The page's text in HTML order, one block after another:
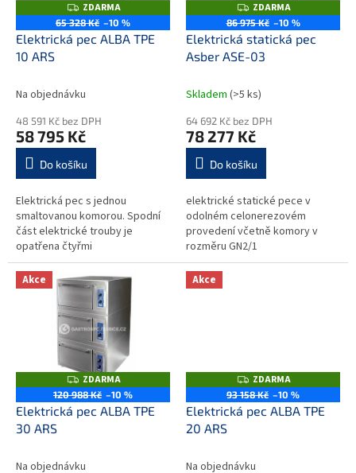
Z
D
A
R
ZDARMA
65 328 Kč –10 %
Elektrická pec ALBA TPE
10 ARS
Na objednávku
48 591 Kč bez DPH
58 795 Kč
Do košíku
Elektrická pec s jednou
smaltovanou komorou. Spodní
část elektrické trouby je
opatřena čtyřmi
seřizovatelnými nožičkami...
Z
D
A
R
M
A
ZDARMA
86 975 Kč –10 %
Elektrická statická pec
Asber ASE-03
Skladem (>5 ks)
64 692 Kč bez DPH
78 277 Kč
Do košíku
elektrické statické pece v
odolném celonerezovém
provedení včetně komory v
rozměru GN2/1
(530x650x295mm, objem
0,384m2) odolné výklopné
dveře s izolovaným madlem
Akce
Z
D
A
R
ZDARMA
120 988 Kč –10 %
Elektrická pec ALBA TPE
30 ARS
Na objednávku
Akce
Z
D
A
R
ZDARMA
93 158 Kč –10 %
Elektrická pec ALBA TPE
20 ARS
Na objednávku